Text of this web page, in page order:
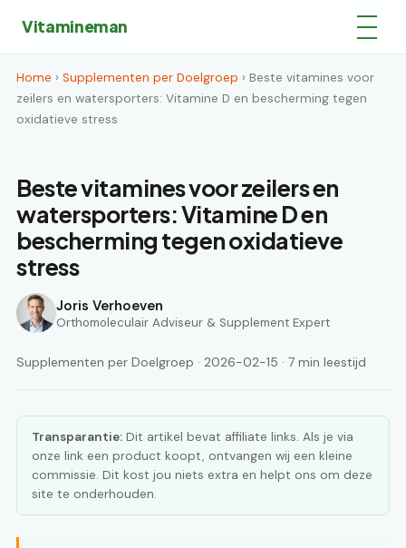
Vitamineman
Home › Supplementen per Doelgroep › Beste vitamines voor
zeilers en watersporters: Vitamine D en bescherming tegen
oxidatieve stress
Beste vitamines voor zeilers en
watersporters: Vitamine D en
bescherming tegen oxidatieve
stress
Joris Verhoeven
Orthomoleculair Adviseur & Supplement Expert
Supplementen per Doelgroep · 2026-02-15 · 7 min leestijd
Transparantie: Dit artikel bevat affiliate links. Als je via
onze link een product koopt, ontvangen wij een kleine
commissie. Dit kost jou niets extra en helpt ons om deze
site te onderhouden.